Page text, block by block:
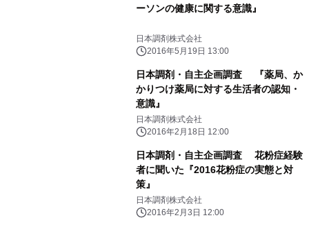
ーソンの健康に関する意識』
日本調剤株式会社
2016年5月19日 13:00
日本調剤・自主企画調査 『薬局、か
かりつけ薬局に対する生活者の認知・
意識』
日本調剤株式会社
2016年2月18日 12:00
日本調剤・自主企画調査 花粉症経験
者に聞いた『2016花粉症の実態と対
策』
日本調剤株式会社
2016年2月3日 12:00